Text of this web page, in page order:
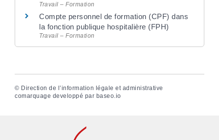
Travail – Formation
Compte personnel de formation (CPF) dans
la fonction publique hospitalière (FPH)
Travail – Formation
© Direction de l’information légale et administrative
comarquage developpé par baseo.io